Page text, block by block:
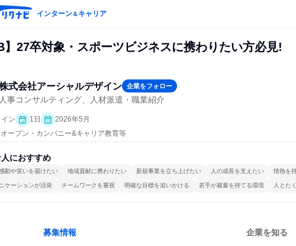
インターン＆キャリア
】27卒対象・スポーツビジネスに携わりたい方必見!
式会社アーシャルデザイン 企業をフォロー
人事コンサルティング、人材派遣・職業紹介
ン 1日
2026年5月
ープン・カンパニー&キャリア教育等
におすすめ
動や笑いを届けたい 地域貢献に携わりたい 新規事業を立ち上げたい 人の成長を支えたい 情熱を
ケーションが活発 チームワークを重視 明確な目標を追いかける 若手が裁量を持てる環境 人とた
募集情報 企業を知る